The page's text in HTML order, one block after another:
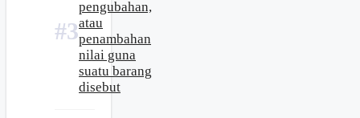
pengubahan,
atau
penambahan
nilai guna
suatu barang
disebut